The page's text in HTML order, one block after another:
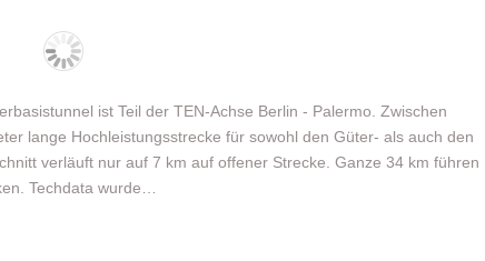
ist Teil der TEN-Achse Berlin - Palermo. Zwischen
lange Hochleistungsstrecke für sowohl den Güter- als auch den
verläuft nur auf 7 km auf offener Strecke. Ganze 34 km führen
Techdata wurde…